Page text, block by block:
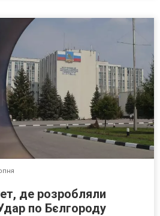
де розробляли
по Бєлгороду